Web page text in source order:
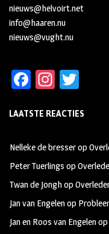
nieuws@helvoirt.net
info@haaren.nu
nieuws@vught.nu
Fa
b
oo
k
In
ag
m
tt
LAATSTE REACTIES
Nelleke de bresserop
Peter Tuerlings op
Twan de Jonghop
Jan van Engelenop
Jan en Roos van Engelenop